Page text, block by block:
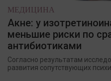
МЕДИЦИНА
Акне: у
меньшие риски по
антибиотиками
Согласно результатам
развития сопутствующих